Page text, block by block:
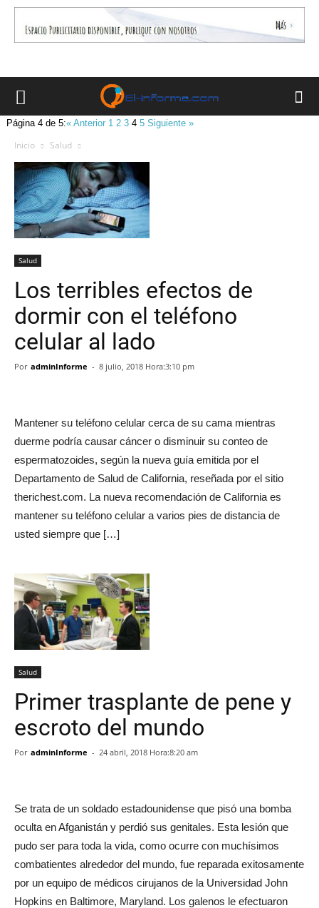
Página 4 de 5:« Anterior 1 2 3 45 Siguiente »
Inicio Salud
Salud
Los terribles efectos de
dormir con el teléfono
celular al lado
Por adminInforme - 8 julio, 2018 Hora:3:10 pm
Mantener su teléfono celular cerca de su cama mientras
duerme podría causar cáncer o disminuir su conteo de
espermatozoides, según la nueva guía emitida por el
Departamento de Salud de California, reseñada por el sitio
therichest.com. La nueva recomendación de California es
mantener su teléfono celular a varios pies de distancia de
usted siempre que […]
Salud
Primer trasplante de pene y
escroto del mundo
Por adminInforme - 24 abril, 2018 Hora:8:20 am
Se trata de un soldado estadounidense que pisó una bomba
oculta en Afganistán y perdió sus genitales. Esta lesión que
pudo ser para toda la vida, como ocurre con muchísimos
combatientes alrededor del mundo, fue reparada exitosamente
por un equipo de médicos cirujanos de la Universidad John
Hopkins en Baltimore, Maryland. Los galenos le efectuaron